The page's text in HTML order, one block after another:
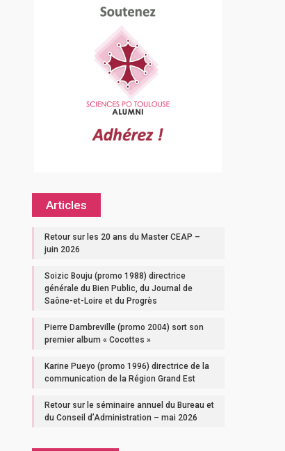
Articles
Retour sur les 20 ans du Master CEAP –
juin 2026
Soizic Bouju (promo 1988) directrice
générale du Bien Public, du Journal de
Saône-et-Loire et du Progrès
Pierre Dambreville (promo 2004) sort son
premier album « Cocottes »
Karine Pueyo (promo 1996) directrice de la
communication de la Région Grand Est
Retour sur le séminaire annuel du Bureau et
du Conseil d’Administration – mai 2026